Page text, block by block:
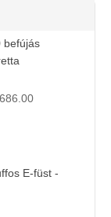
befújás
E-füst -